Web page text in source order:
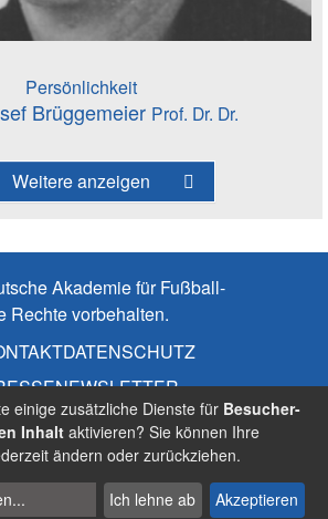
Persönlichkeit
Brüggemeier Prof. Dr. Dr.
Weitere anzeigen
Akademie für Fußball-
Rechte vorbehalten.
DATENSCHUTZ
NEWSLETTER
Cookies
einige zusätzliche Dienste für Besucher-
Inhalt aktivieren? Sie können Ihre
ändern oder zurückziehen.
... Ich lehne ab Akzeptieren